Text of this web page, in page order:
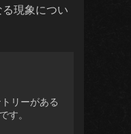
現象につい
リーがある
す。